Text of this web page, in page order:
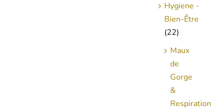
Hygiene -
Bien-Être
(22)
Maux
de
Gorge
&
Respiration